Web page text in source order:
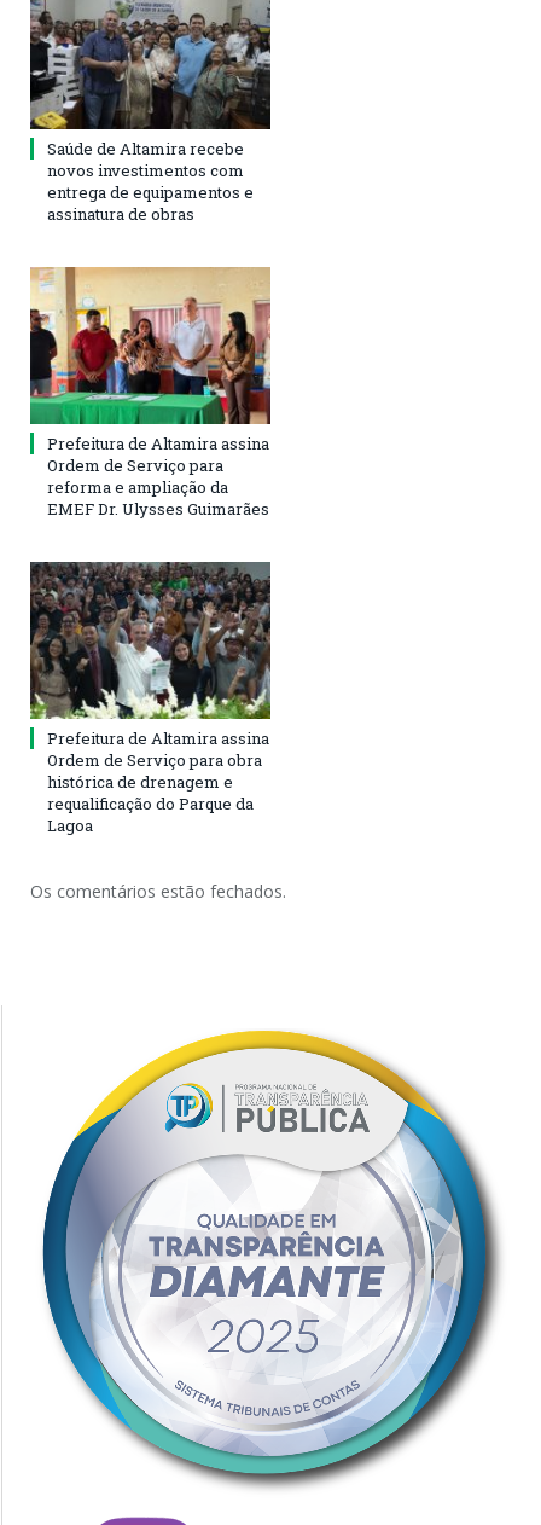
Saúde de Altamira recebe
novos investimentos com
entrega de equipamentos e
assinatura de obras
Prefeitura de Altamira assina
Ordem de Serviço para
reforma e ampliação da
EMEF Dr. Ulysses Guimarães
Prefeitura de Altamira assina
Ordem de Serviço para obra
histórica de drenagem e
requalificação do Parque da
Lagoa
Os comentários estão fechados.